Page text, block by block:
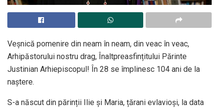
Veșnică pomenire din neam în neam, din veac în veac,
Arhipăstorului nostru drag, Înaltpreasfințitului Părinte
Justinian Arhiepiscopul! În 28 se împlinesc 104 ani de la
naștere.
S-a născut din părinții Ilie și Maria, țărani evlavioși, la data